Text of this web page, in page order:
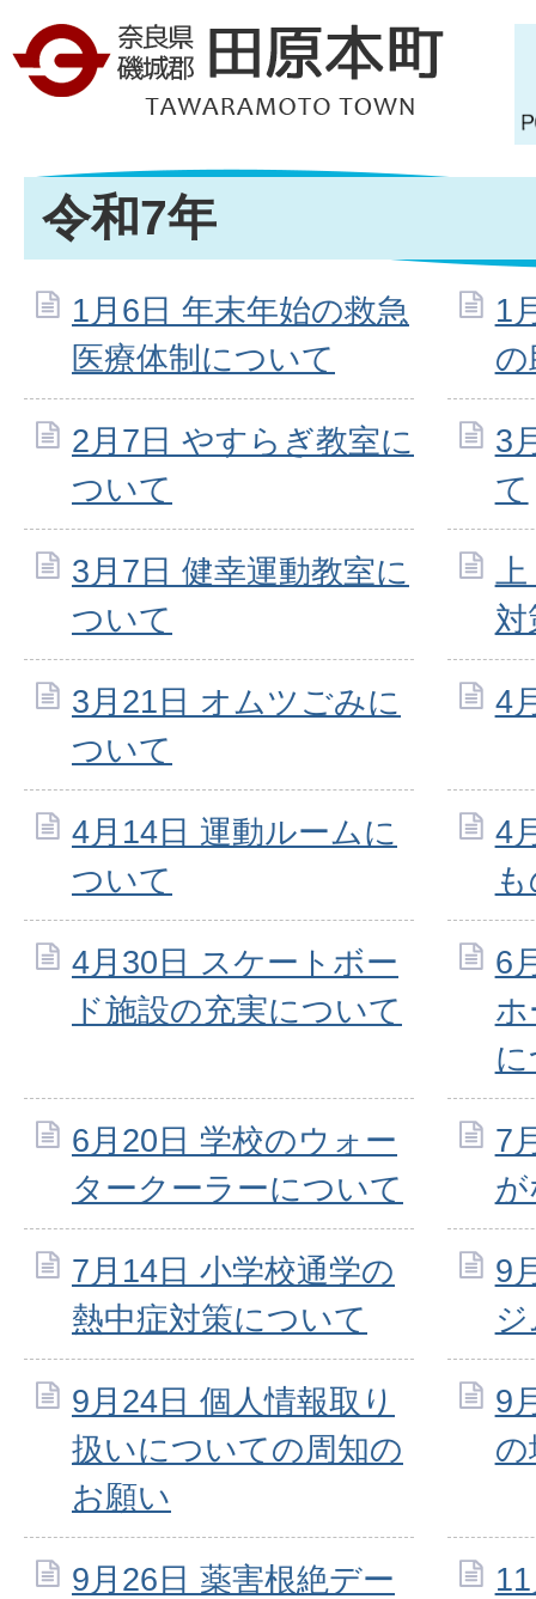
令和7年
1月6日 年末年始の救急
医療体制について
1
2月7日 やすらぎ教室に
ついて
3
て
3月7日 健幸運動教室に
ついて
3月21日 オムツごみに
ついて
4
4月14日 運動ルームに
ついて
4
4月30日 スケートボー
ド施設の充実について
6
6月20日 学校のウォー
タークーラーについて
7
7月14日 小学校通学の
熱中症対策について
9
9月24日 個人情報取り
扱いについての周知の
お願い
9
9月26日 薬害根絶デー